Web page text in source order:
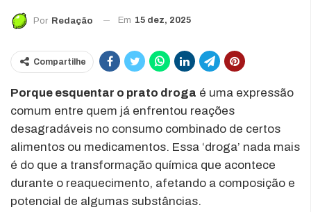
Por Redação Em 15 dez, 2025
Compartilhe
Porque esquentar o prato droga é uma expressão
comum entre quem já enfrentou reações
desagradáveis no consumo combinado de certos
alimentos ou medicamentos. Essa ‘droga’ nada mais
é do que a transformação química que acontece
durante o reaquecimento, afetando a composição e
potencial de algumas substâncias.